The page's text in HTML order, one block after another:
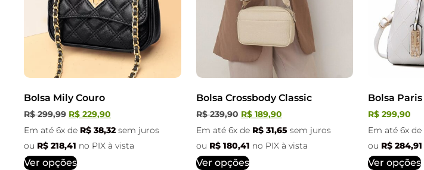
Bolsa Mily Couro
R$299,99 R$ 229,90
Em até 6x de R$ 38,32 sem juros
ou R$ 218,41 no PIX à vista
Ver opções
Bolsa Crossbody Classic
R$239,90 R$189,90
Em até 6x de R$31,65 sem juros
ou R$180,41 no PIX à vista
Ver opções
Bolsa Paris
R$ 299,90
Em até 6x de
ou R$ 284,91
Ver opções